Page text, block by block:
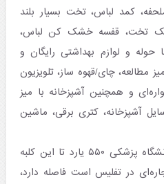
خواب، ملحفه، کمد لباس، تخت بسیار بلند
نزدیک تخت، قفسه خشک کن لباس،
و لوازم بهداشتی رایگان و
مطالعه، چای/قهوه ساز، تلویزیون
و همچنین آشپزخانه با میز
آشپزخانه، کتری برقی، ماشین
گفتنی است ایستگاه متروی دانشگاه پزشکی ۵۵۰ یارد تا این کلبه
در تفلیس است فاصله دارد،